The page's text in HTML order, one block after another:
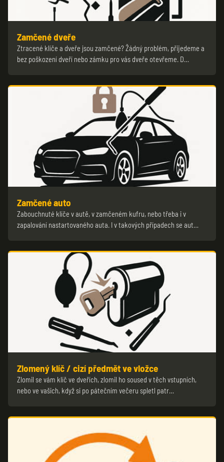
Zamčené dveře
Ztracené klíče a dveře jsou zamčené? Žádný problém, přijedeme a
bez poškození dveří nebo zámku pro vás dveře otevřeme. D…
Zamčené auto
Zabouchnuté klíče v autě, v zamčeném kufru, nebo třeba i v
zapalování nastartovaného auta. I v takových případech se aut…
Zlomený klíč / cizí předmět ve vložce
Zlomil se vám klíč ve dveřích, zlomil ho soused v těch vstupních,
nebo ve vašich, když si po pátečním večeru spletl patr…